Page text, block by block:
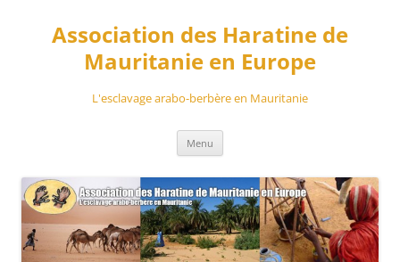
contenuAssociation des Haratine de
Mauritanie en Europe
L'esclavage arabo-berbère en Mauritanie
Menu